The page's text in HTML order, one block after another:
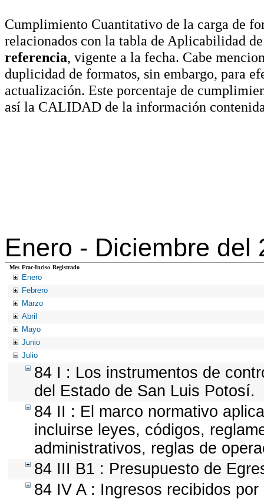
Cumplimiento Cuantitativo de la carga de
relacionados con la tabla de Aplicabilidad
referencia, vigente a la fecha. Cabe
duplicidad de formatos, sin embargo, para
actualización. Este porcentaje de
así la CALIDAD de la información
Enero - Diciembre del
Mes Frac-Inciso Registrado
Enero
Febrero
Marzo
Abril
Mayo
Junio
Julio
84 I : Los instrumentos de
del Estado de San Luis Potosí.
84 II : El marco normativo
incluirse leyes, códigos,
administrativos, reglas de
84 III B1 : Presupuesto de
84 IV A : Ingresos recibidos